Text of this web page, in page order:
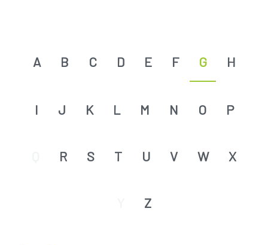
A B C D E F G H
I J K L M N O P
R S T U V W X
Z